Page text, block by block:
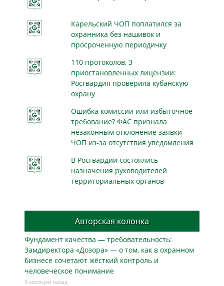
Карельский ЧОП поплатился за
охранника без нашивок и
просроченную периодичку
110 протоколов, 3
приостановленных лицензии:
Росгвардия проверила кубанскую
охрану
Ошибка комиссии или избыточное
требование? ФАС признала
незаконным отклонение заявки
ЧОП из-за отсутствия уведомления
В Росгвардии состоялись
назначения руководителей
территориальных органов
Авторская колонка
Фундамент качества — требовательность:
Замдиректора «Дозора» — о том, как в охранном
бизнесe сочетают жёсткий контроль и
человеческое понимание
9 месяцев назад